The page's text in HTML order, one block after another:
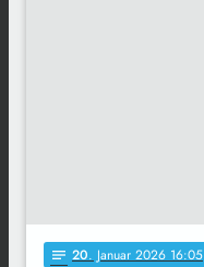
notes 20. Januar 2026 16:05